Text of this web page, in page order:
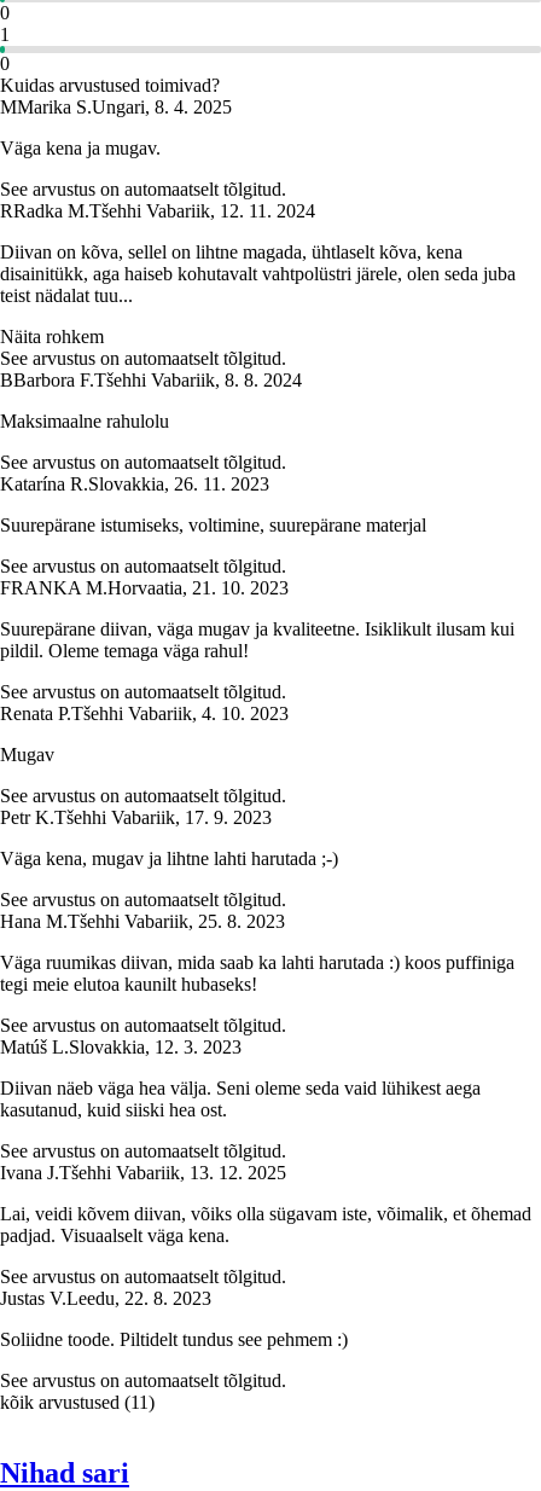
0
1
0
Kuidas arvustused toimivad?
MMarika S.Ungari, 8. 4. 2025
Väga kena ja mugav.
See arvustus on automaatselt tõlgitud.
RRadka M.Tšehhi Vabariik, 12. 11. 2024
Diivan on kõva, sellel on lihtne magada, ühtlaselt kõva, kena
disainitükk, aga haiseb kohutavalt vahtpolüstri järele, olen seda juba
teist nädalat tuu...
Näita rohkem
See arvustus on automaatselt tõlgitud.
BBarbora F.Tšehhi Vabariik, 8. 8. 2024
Maksimaalne rahulolu
See arvustus on automaatselt tõlgitud.
Katarína R.Slovakkia, 26. 11. 2023
Suurepärane istumiseks, voltimine, suurepärane materjal
See arvustus on automaatselt tõlgitud.
FRANKA M.Horvaatia, 21. 10. 2023
Suurepärane diivan, väga mugav ja kvaliteetne. Isiklikult ilusam kui
pildil. Oleme temaga väga rahul!
See arvustus on automaatselt tõlgitud.
Renata P.Tšehhi Vabariik, 4. 10. 2023
Mugav
See arvustus on automaatselt tõlgitud.
Petr K.Tšehhi Vabariik, 17. 9. 2023
Väga kena, mugav ja lihtne lahti harutada ;-)
See arvustus on automaatselt tõlgitud.
Hana M.Tšehhi Vabariik, 25. 8. 2023
Väga ruumikas diivan, mida saab ka lahti harutada :) koos puffiniga
tegi meie elutoa kaunilt hubaseks!
See arvustus on automaatselt tõlgitud.
Matúš L.Slovakkia, 12. 3. 2023
Diivan näeb väga hea välja. Seni oleme seda vaid lühikest aega
kasutanud, kuid siiski hea ost.
See arvustus on automaatselt tõlgitud.
Ivana J.Tšehhi Vabariik, 13. 12. 2025
Lai, veidi kõvem diivan, võiks olla sügavam iste, võimalik, et õhemad
padjad. Visuaalselt väga kena.
See arvustus on automaatselt tõlgitud.
Justas V.Leedu, 22. 8. 2023
Soliidne toode. Piltidelt tundus see pehmem :)
See arvustus on automaatselt tõlgitud.
kõik arvustused (11)
Nihad sari